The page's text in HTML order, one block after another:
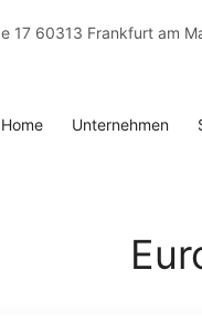
17 60313 Frankfurt am
Home Unternehmen